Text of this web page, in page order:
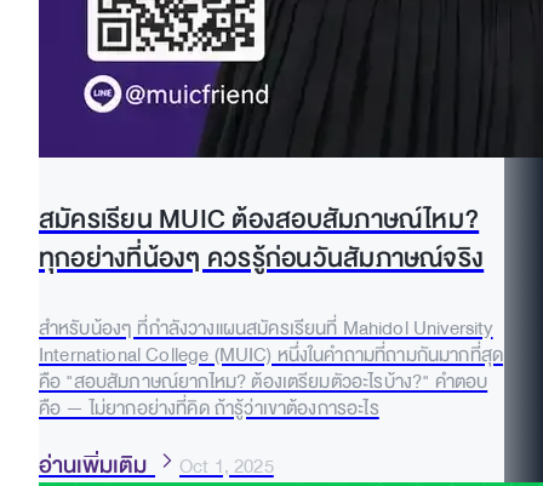
สมัครเรียน MUIC ต้องสอบสัมภาษณ์ไหม?
ทุกอย่างที่น้องๆ ควรรู้ก่อนวันสัมภาษณ์จริง
สำหรับน้องๆ ที่กำลังวางแผนสมัครเรียนที่ Mahidol University
International College (MUIC) หนึ่งในคำถามที่ถามกันมากที่สุด
คือ "สอบสัมภาษณ์ยากไหม? ต้องเตรียมตัวอะไรบ้าง?" คำตอบ
คือ — ไม่ยากอย่างที่คิด ถ้ารู้ว่าเขาต้องการอะไร
อ่านเพิ่มเติม Oct 1, 2025